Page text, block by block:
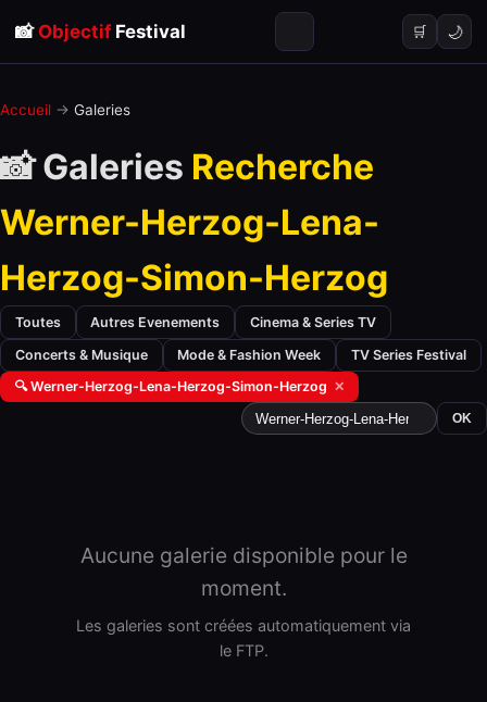
📸 ObjectifFestival 🛒 🌙
Accueil → Galeries
📸 Galeries Recherche
Werner-Herzog-Lena-
Herzog-Simon-Herzog
Toutes Autres Evenements Cinema & Series TV
Concerts & Musique Mode & Fashion Week
TV Series Festival
🔍 Werner-Herzog-Lena-Herzog-Simon-Herzog ✕
OK
Aucune galerie disponible pour le
moment.
Les galeries sont créées automatiquement via
le FTP.